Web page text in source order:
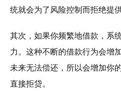
统就会为了风险控制而拒绝提供
其次，如果你频繁地借款，系
力。这种不断的借款行为会增
未来无法偿还，所以会增加你
直接拒贷。